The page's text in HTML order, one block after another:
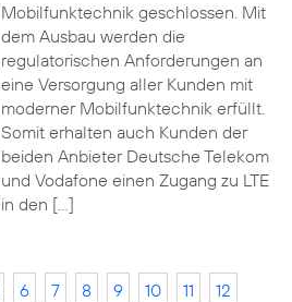
Mobilfunktechnik geschlossen. Mit
dem Ausbau werden die
regulatorischen Anforderungen an
eine Versorgung aller Kunden mit
moderner Mobilfunktechnik erfüllt.
Somit erhalten auch Kunden der
beiden Anbieter Deutsche Telekom
und Vodafone einen Zugang zu LTE
in den […]
6 7 8 9 10 11
12